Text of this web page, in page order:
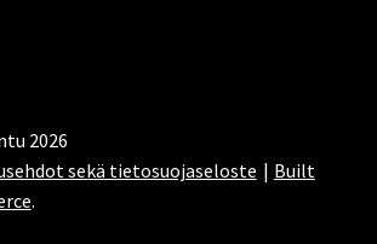
2026
sekä tietosuojaseloste
Built
.